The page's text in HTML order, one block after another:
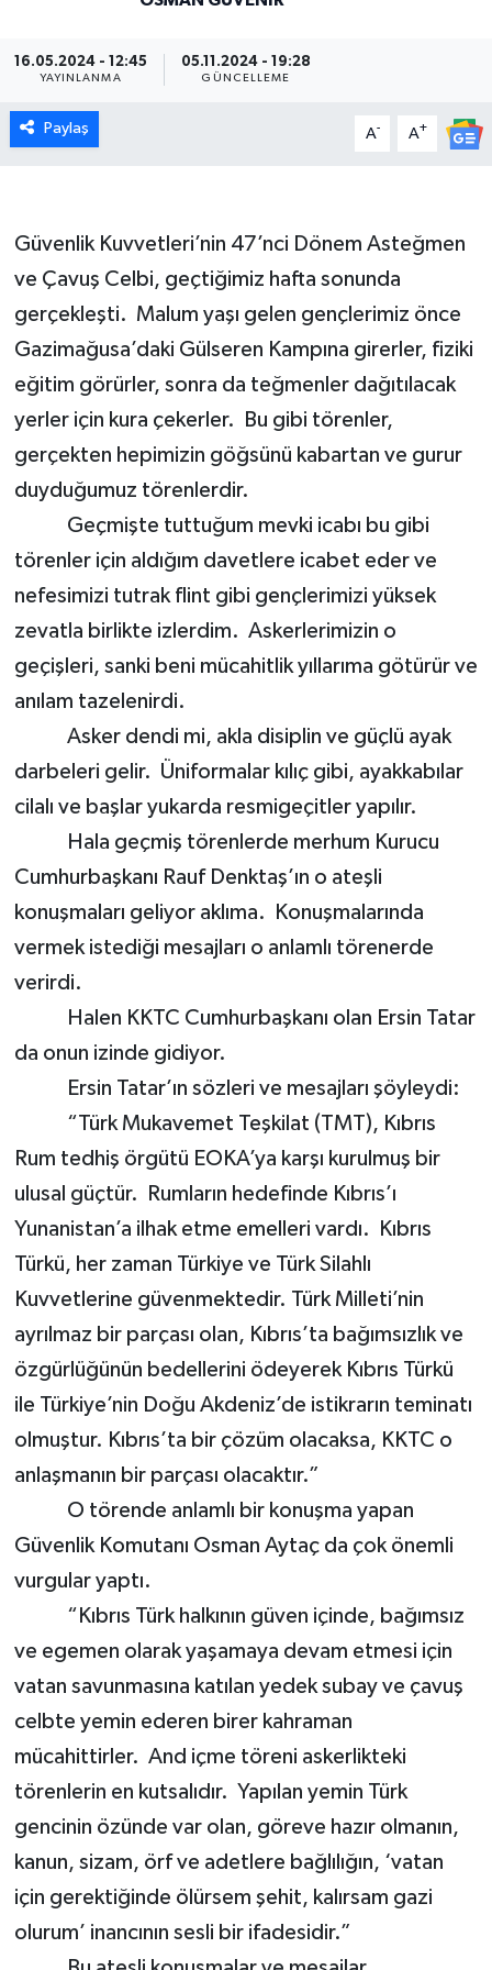
16.05.2024 - 12:45
YAYINLANMA
05.11.2024 - 19:28
GÜNCELLEME
Paylaş A- A+
Güvenlik Kuvvetleri’nin 47’nci Dönem Asteğmen
ve Çavuş Celbi, geçtiğimiz hafta sonunda
gerçekleşti. Malum yaşı gelen gençlerimiz önce
Gazimağusa’daki Gülseren Kampına girerler, fiziki
eğitim görürler, sonra da teğmenler dağıtılacak
yerler için kura çekerler. Bu gibi törenler,
gerçekten hepimizin göğsünü kabartan ve gurur
duyduğumuz törenlerdir.
Geçmişte tuttuğum mevki icabı bu gibi
törenler için aldığım davetlere icabet eder ve
nefesimizi tutrak flint gibi gençlerimizi yüksek
zevatla birlikte izlerdim. Askerlerimizin o
geçişleri, sanki beni mücahitlik yıllarıma götürür ve
anılam tazelenirdi.
Asker dendi mi, akla disiplin ve güçlü ayak
darbeleri gelir. Üniformalar kılıç gibi, ayakkabılar
cilalı ve başlar yukarda resmigeçitler yapılır.
Hala geçmiş törenlerde merhum Kurucu
Cumhurbaşkanı Rauf Denktaş’ın o ateşli
konuşmaları geliyor aklıma. Konuşmalarında
vermek istediği mesajları o anlamlı törenerde
verirdi.
Halen KKTC Cumhurbaşkanı olan Ersin Tatar
da onun izinde gidiyor.
Ersin Tatar’ın sözleri ve mesajları şöyleydi:
“Türk Mukavemet Teşkilat (TMT), Kıbrıs
Rum tedhiş örgütü EOKA’ya karşı kurulmuş bir
ulusal güçtür. Rumların hedefinde Kıbrıs’ı
Yunanistan’a ilhak etme emelleri vardı. Kıbrıs
Türkü, her zaman Türkiye ve Türk Silahlı
Kuvvetlerine güvenmektedir. Türk Milleti’nin
ayrılmaz bir parçası olan, Kıbrıs’ta bağımsızlık ve
özgürlüğünün bedellerini ödeyerek Kıbrıs Türkü
ile Türkiye’nin Doğu Akdeniz’de istikrarın teminatı
olmuştur. Kıbrıs’ta bir çözüm olacaksa, KKTC o
anlaşmanın bir parçası olacaktır.”
O törende anlamlı bir konuşma yapan
Güvenlik Komutanı Osman Aytaç da çok önemli
vurgular yaptı.
“Kıbrıs Türk halkının güven içinde, bağımsız
ve egemen olarak yaşamaya devam etmesi için
vatan savunmasına katılan yedek subay ve çavuş
celbte yemin ederen birer kahraman
mücahittirler. And içme töreni askerlikteki
törenlerin en kutsalıdır. Yapılan yemin Türk
gencinin özünde var olan, göreve hazır olmanın,
kanun, sizam, örf ve adetlere bağlılığın, ‘vatan
için gerektiğinde ölürsem şehit, kalırsam gazi
olurum’ inancının sesli bir ifadesidir.”